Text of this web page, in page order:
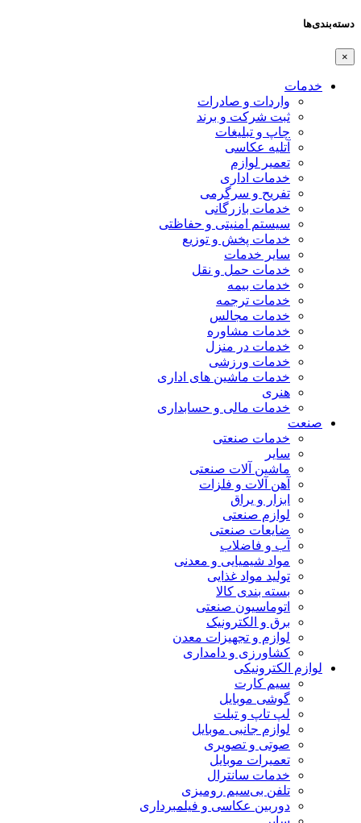
دسته‌بندی‌ها
×
خدمات
واردات و صادرات
ثبت شرکت و برند
چاپ و تبلیغات
آتلیه عکاسی
تعمیر لوازم
خدمات اداری
تفریح و سرگرمی
خدمات بازرگانی
سیستم امنیتی و حفاظتی
خدمات پخش و توزیع
سایر خدمات
خدمات حمل و نقل
خدمات بیمه
خدمات ترجمه
خدمات مجالس
خدمات مشاوره
خدمات در منزل
خدمات ورزشی
خدمات ماشین های اداری
هنری
خدمات مالی و حسابداری
صنعت
خدمات صنعتی
سایر
ماشین آلات صنعتی
آهن آلات و فلزات
ابزار و یراق
لوازم صنعتی
ضایعات صنعتی
آب و فاضلاب
مواد شیمیایی و معدنی
تولید مواد غذایی
بسته بندی کالا
اتوماسیون صنعتی
برق و الکترونیک
لوازم و تجهیزات معدن
کشاورزی و دامداری
لوازم الکترونیکی
سیم کارت
گوشی موبایل
لپ تاپ و تبلت
لوازم جانبی موبایل
صوتی و تصویری
تعمیرات موبایل
خدمات سانترال
تلفن بی‌سیم رومیزی
دوربین عکاسی و فیلمبرداری